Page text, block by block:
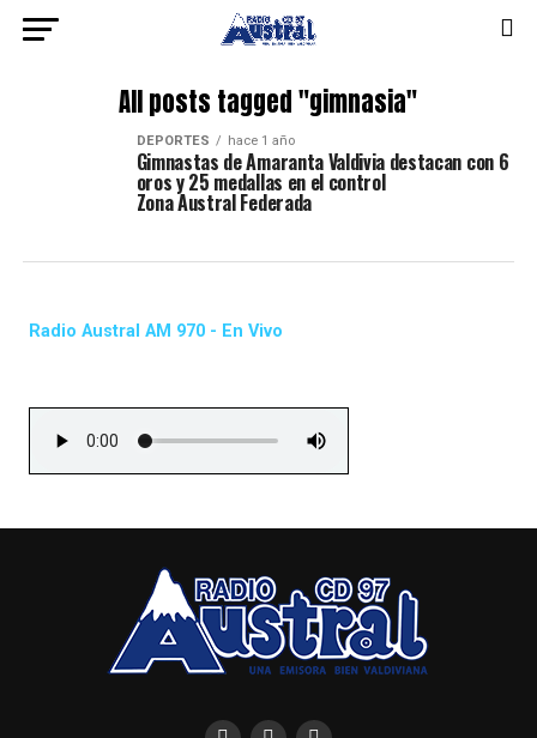
All posts tagged "gimnasia"
DEPORTES hace 1 año
Gimnastas de Amaranta Valdivia destacan con 6
oros y 25 medallas en el control
Zona Austral Federada
Radio Austral AM 970 - En Vivo